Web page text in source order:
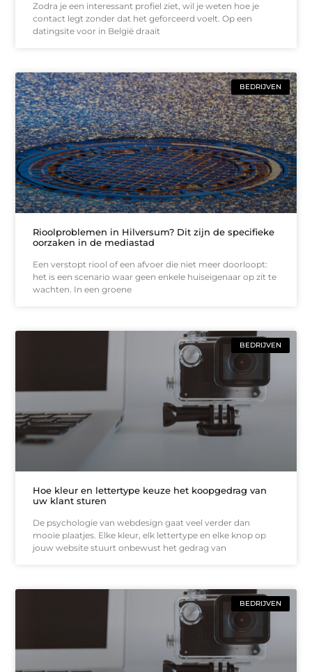
Zodra je een interessant profiel ziet, wil je weten hoe je
contact legt zonder dat het geforceerd voelt. Op een
datingsite voor in België draait
BEDRIJVEN
Rioolproblemen in Hilversum? Dit zijn de specifieke
oorzaken in de mediastad
Een verstopt riool of een afvoer die niet meer doorloopt:
het is een scenario waar geen enkele huiseigenaar op zit te
wachten. In een groene
BEDRIJVEN
Hoe kleur en lettertype keuze het koopgedrag van
uw klant sturen
De psychologie van webdesign gaat veel verder dan
mooie plaatjes. Elke kleur, elk lettertype en elke knop op
jouw website stuurt onbewust het gedrag van
BEDRIJVEN